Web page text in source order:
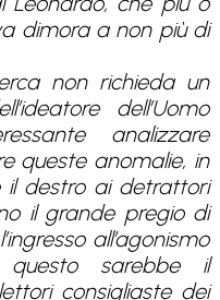
dimora a non più di
non richieda un
dell’Uomo
analizzare
queste anomalie, in
destro ai detrattori
il grande pregio di
all’agonismo
questo sarebbe il
consigliaste dei